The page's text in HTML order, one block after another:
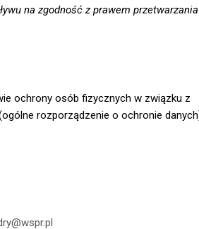
na zgodność z prawem przetwarzania
ochrony osób fizycznych w związku z
rozporządzenie o ochronie